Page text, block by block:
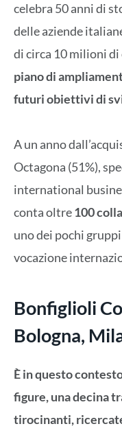
celebra 50 anni di
delle aziende
di circa 10 milioni di
piano di
futuri obiettivi di
A un anno
Octagona (51%),
international
conta oltre100
uno dei pochi
vocazione
Bonfiglioli
Bologna,
È in questo
figure, una decina
tirocinanti,